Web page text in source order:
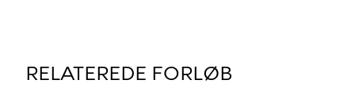
RELATEREDE FORLØB